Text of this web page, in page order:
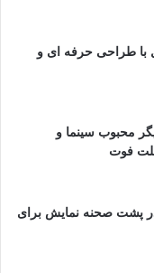
طراحی حرفه‌ ای و
محبوب سینما و
پشت صحنه نمایش برای